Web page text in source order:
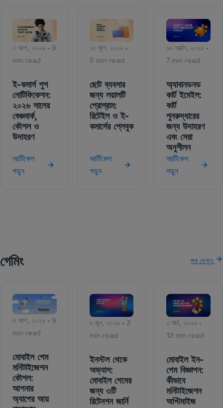
৩ আগ, ২০২৬ • 9
min read
ই-কমার্স পুশ
নোটিফিকেশন:
২০২৬ সালের
বেঞ্চমার্ক,
কৌশল ও
উদাহরণ
আর্টিকেল
পড়ুন
১৫ জুল, ২০২৬ •
5 min read
ছোট ব্যবসার
জন্য লয়ালটি
প্রোগ্রাম:
রিটেইল ও ই-
কমার্সের প্লেবুক
আর্টিকেল
পড়ুন
১৬ অক্টো, ২০২৫ •
7 min read
অ্যাবানডনড
কার্ট ইমেইল:
কার্ট
পুনরুদ্ধারের
জন্য উদাহরণ
এবং সেরা
অনুশীলন
আর্টিকেল
পড়ুন
গেমিং সব দেখুন
৩ আগ, ২০২৬ • 9
min read
মোবাইল গেম
মনিটাইজেশন
কৌশল:
আপনার
অ্যাপের আয়
৯ জুন, ২০২৬ • 3
min read
ইনস্টল থেকে
অভ্যাস:
মোবাইল গেমের
জন্য ৩টি
রিটেনশন জার্নি
৩ মার্চ, ২০২৬ •
12 min read
মোবাইল ইন-
গেম বিজ্ঞাপন:
কীভাবে
মনিটাইজেশন
অপ্টিমাইজ